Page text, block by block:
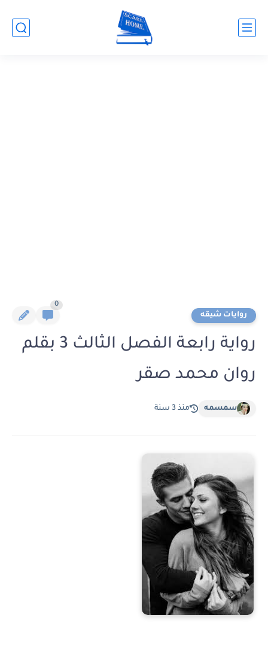
روايات شيقه
0
رواية رابعة الفصل الثالث 3 بقلم
روان محمد صقر
سمسمه منذ 3 سنة